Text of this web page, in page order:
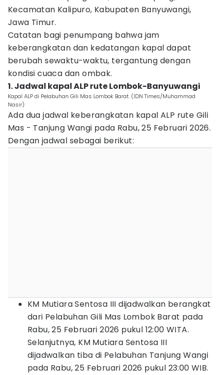
Kecamatan Kalipuro, Kabupaten Banyuwangi,
Jawa Timur.
Catatan bagi penumpang bahwa jam
keberangkatan dan kedatangan kapal dapat
berubah sewaktu-waktu, tergantung dengan
kondisi cuaca dan ombak.
1. Jadwal kapal ALP rute Lombok-Banyuwangi
Kapal ALP di Pelabuhan Gili Mas Lombok Barat. (IDN Times/Muhammad
Nasir)
Ada dua jadwal keberangkatan kapal ALP rute Gili
Mas - Tanjung Wangi pada Rabu, 25 Februari 2026.
Dengan jadwal sebagai berikut:
KM Mutiara Sentosa III dijadwalkan berangkat
dari Pelabuhan Gili Mas Lombok Barat pada
Rabu, 25 Februari 2026 pukul 12:00 WITA.
Selanjutnya, KM Mutiara Sentosa III
dijadwalkan tiba di Pelabuhan Tanjung Wangi
pada Rabu, 25 Februari 2026 pukul 23:00 WIB.